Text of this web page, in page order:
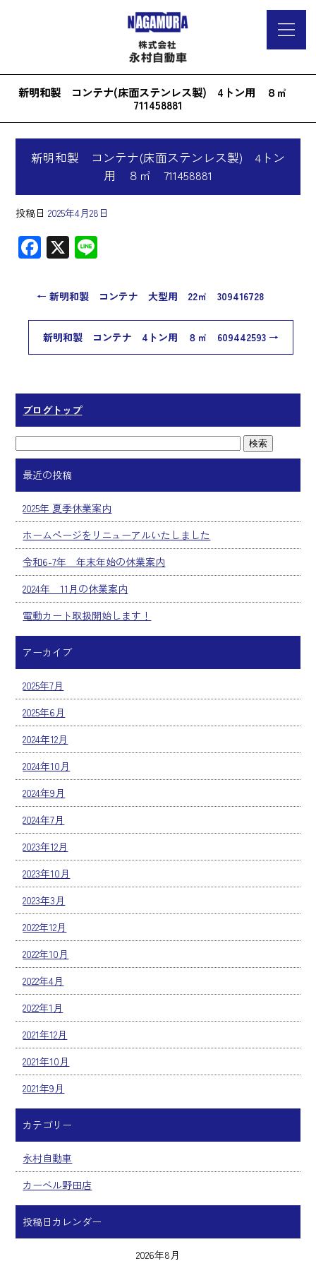
新明和製 コンテナ(床面ステンレス製) 4トン用 ８㎥
711458881
新明和製 コンテナ(床面ステンレス製) 4トン
用 ８㎥ 711458881
投稿日 2025年4月28日
F
e
b
o
ok
X
← 新明和製 コンテナ 大型用 22㎥ 309416728
新明和製 コンテナ 4トン用 ８㎥ 609442593 →
ブログトップ
最近の投稿
2025年 夏季休業案内
ホームページをリニューアルいたしました
令和6-7年 年末年始の休業案内
2024年 11月の休業案内
電動カート取扱開始します！
アーカイブ
2025年7月
2025年6月
2024年12月
2024年10月
2024年9月
2024年7月
2023年12月
2023年10月
2023年3月
2022年12月
2022年10月
2022年4月
2022年1月
2021年12月
2021年10月
2021年9月
カテゴリー
永村自動車
カーベル野田店
投稿日カレンダー
2026年8月